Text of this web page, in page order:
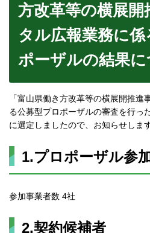
方改革等の横展開
タル広報業務に係
ポーザルの結果に
「富山県働き方改革等の横展開推
る公募型プロポーザルの審査を行っ
に選定しましたので、お知らせします
1.プロポーザル参
参加事業者数 4社
2.契約候補者